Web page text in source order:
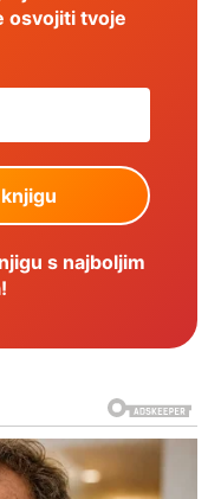
osvojiti tvoje
s najboljim